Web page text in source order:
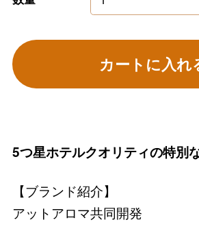
カートに入れ
5つ星ホテルクオリティの特別
【ブランド紹介】
アットアロマ共同開発